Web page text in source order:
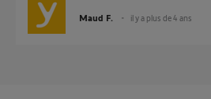
Maud F. il y a plus de 4 ans